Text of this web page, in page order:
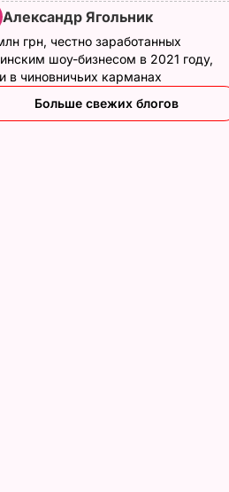
Александр Ягольник
грн, честно заработанных
шоу-бизнесом в 2021 году,
в чиновничьих карманах
Больше свежих блогов